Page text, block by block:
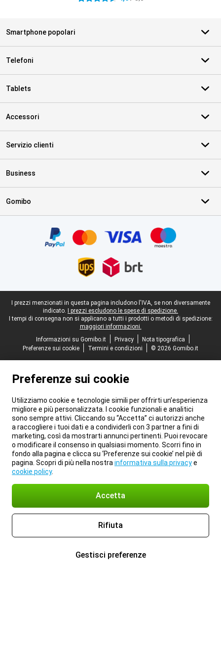
Smartphone popolari
Telefoni
Tablets
Accessori
Servizio clienti
Business
Gomibo
Piè di pagina legale
I prezzi menzionati in questa pagina includono l'IVA, se non diversamente
indicato.
I prezzi escludono le spese di spedizione.
I tempi di consegna non si applicano a tutti i prodotti o metodi di spedizione:
maggiori informazioni.
Informazioni su Gomibo.it
Privacy
Nota tipografica
Preferenze sui cookie
Termini e condizioni © 2026 Gomibo.it
Preferenze sui cookie
Utilizziamo cookie e tecnologie simili per offrirti un’esperienza
migliore e più personalizzata. I cookie funzionali e analitici
sono sempre attivi. Cliccando su “Accetta” ci autorizzi anche
a raccogliere i tuoi dati e a condividerli con 3 partner a fini di
marketing, così da mostrarti annunci pertinenti. Puoi revocare
o modificare il consenso in qualsiasi momento. Scorri fino in
fondo alla pagina e clicca su ‘Preferenze sui cookie’ nel piè di
pagina. Scopri di più nella nostra informativa sulla privacye
cookie policy.
Accetta
Rifiuta
Gestisci preferenze